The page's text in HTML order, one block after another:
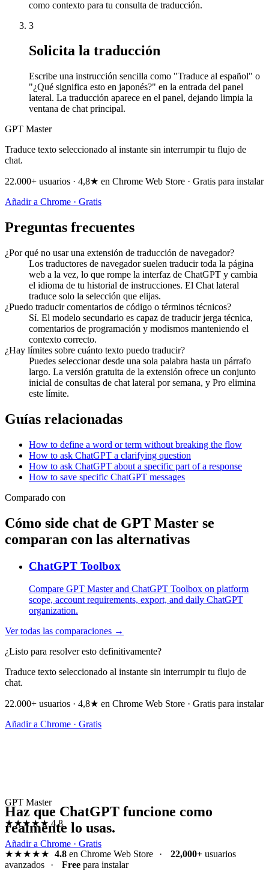
como contexto para tu consulta de traducción.
3
Solicita la traducción
Escribe una instrucción sencilla como "Traduce al español" o
"¿Qué significa esto en japonés?" en la entrada del panel
lateral. La traducción aparece en el panel, dejando limpia la
ventana de chat principal.
GPT Master
Traduce texto seleccionado al instante sin interrumpir tu flujo de
chat.
22.000+ usuarios · 4,8★ en Chrome Web Store · Gratis para instalar
Añadir a Chrome · Gratis
Preguntas frecuentes
¿Por qué no usar una extensión de traducción de navegador?
Los traductores de navegador suelen traducir toda la página
web a la vez, lo que rompe la interfaz de ChatGPT y cambia
el idioma de tu historial de instrucciones. El Chat lateral
traduce solo la selección que elijas.
¿Puedo traducir comentarios de código o términos técnicos?
Sí. El modelo secundario es capaz de traducir jerga técnica,
comentarios de programación y modismos manteniendo el
contexto correcto.
¿Hay límites sobre cuánto texto puedo traducir?
Puedes seleccionar desde una sola palabra hasta un párrafo
largo. La versión gratuita de la extensión ofrece un conjunto
inicial de consultas de chat lateral por semana, y Pro elimina
este límite.
Guías relacionadas
How to define a word or term without breaking the flow
How to ask ChatGPT a clarifying question
How to ask ChatGPT about a specific part of a response
How to save specific ChatGPT messages
Comparado con
Cómo side chat de GPT Master se
comparan con las alternativas
ChatGPT Toolbox
Compare GPT Master and ChatGPT Toolbox on platform
scope, account requirements, export, and daily ChatGPT
organization.
Ver todas las comparaciones →
¿Listo para resolver esto definitivamente?
Traduce texto seleccionado al instante sin interrumpir tu flujo de
chat.
22.000+ usuarios · 4,8★ en Chrome Web Store · Gratis para instalar
Añadir a Chrome · Gratis
GPT Master
★★★★★ 4.8
Añadir a Chrome · Gratis
Haz que ChatGPT funcione como
realmente lo usas.
★★★★★ 4.8en Chrome Web Store · 22,000+usuarios
avanzados
· Free para instalar